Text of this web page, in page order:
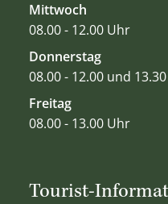
Mittwoch
08.00 - 12.00 Uhr
Donnerstag
08.00 - 12.00 und
Freitag
08.00 - 13.00 Uhr
Tourist-